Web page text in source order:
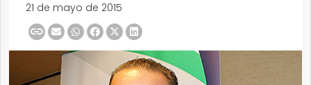
21 de mayo de 2015